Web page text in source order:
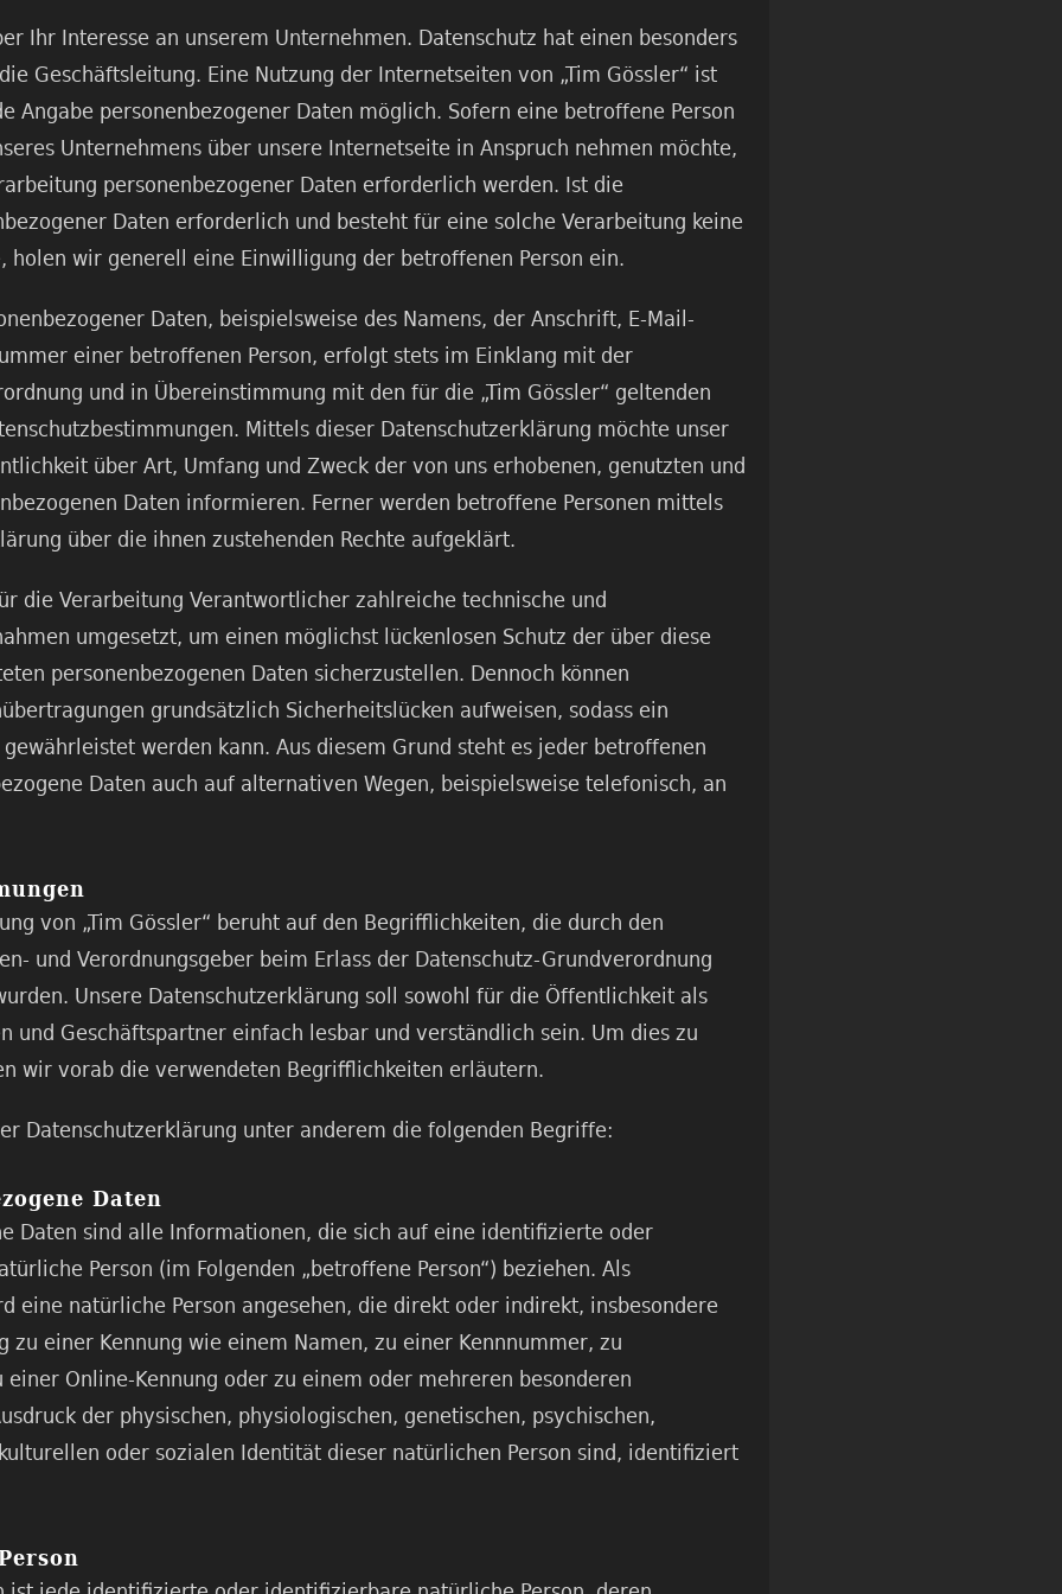
Ihr Interesse an unserem Unternehmen. Datenschutz hat einen besonders
Geschäftsleitung. Eine Nutzung der Internetseiten von „Tim Gössler“ ist
Angabe personenbezogener Daten möglich. Sofern eine betroffene Person
Unternehmens über unsere Internetseite in Anspruch nehmen möchte,
personenbezogener Daten erforderlich werden. Ist die
Daten erforderlich und besteht für eine solche Verarbeitung keine
holen wir generell eine Einwilligung der betroffenen Person ein.
Daten, beispielsweise des Namens, der Anschrift, E-Mail-
einer betroffenen Person, erfolgt stets im Einklang mit der
und in Übereinstimmung mit den für die „Tim Gössler“ geltenden
Mittels dieser Datenschutzerklärung möchte unser
über Art, Umfang und Zweck der von uns erhobenen, genutzten und
Daten informieren. Ferner werden betroffene Personen mittels
über die ihnen zustehenden Rechte aufgeklärt.
die Verarbeitung Verantwortlicher zahlreiche technische und
umgesetzt, um einen möglichst lückenlosen Schutz der über diese
personenbezogenen Daten sicherzustellen. Dennoch können
grundsätzlich Sicherheitslücken aufweisen, sodass ein
werden kann. Aus diesem Grund steht es jeder betroffenen
Daten auch auf alternativen Wegen, beispielsweise telefonisch, an
von „Tim Gössler“ beruht auf den Begrifflichkeiten, die durch den
und Verordnungsgeber beim Erlass der Datenschutz-Grundverordnung
Unsere Datenschutzerklärung soll sowohl für die Öffentlichkeit als
und Geschäftspartner einfach lesbar und verständlich sein. Um dies zu
wir vorab die verwendeten Begrifflichkeiten erläutern.
Datenschutzerklärung unter anderem die folgenden Begriffe:
Daten
Daten sind alle Informationen, die sich auf eine identifizierte oder
Person (im Folgenden „betroffene Person“) beziehen. Als
eine natürliche Person angesehen, die direkt oder indirekt, insbesondere
zu einer Kennung wie einem Namen, zu einer Kennnummer, zu
Online-Kennung oder zu einem oder mehreren besonderen
der physischen, physiologischen, genetischen, psychischen,
oder sozialen Identität dieser natürlichen Person sind, identifiziert